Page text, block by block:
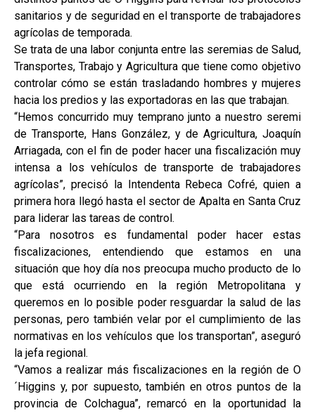
sanitarios y de seguridad en el transporte de trabajadores
agrícolas de temporada.
Se trata de una labor conjunta entre las seremias de Salud,
Transportes, Trabajo y Agricultura que tiene como objetivo
controlar cómo se están trasladando hombres y mujeres
hacia los predios y las exportadoras en las que trabajan.
“Hemos concurrido muy temprano junto a nuestro seremi
de Transporte, Hans González, y de Agricultura, Joaquín
Arriagada, con el fin de poder hacer una fiscalización muy
intensa a los vehículos de transporte de trabajadores
agrícolas”, precisó la Intendenta Rebeca Cofré, quien a
primera hora llegó hasta el sector de Apalta en Santa Cruz
para liderar las tareas de control.
“Para nosotros es fundamental poder hacer estas
fiscalizaciones, entendiendo que estamos en una
situación que hoy día nos preocupa mucho producto de lo
que está ocurriendo en la región Metropolitana y
queremos en lo posible poder resguardar la salud de las
personas, pero también velar por el cumplimiento de las
normativas en los vehículos que los transportan”, aseguró
la jefa regional.
“Vamos a realizar más fiscalizaciones en la región de O
´Higgins y, por supuesto, también en otros puntos de la
provincia de Colchagua”, remarcó en la oportunidad la